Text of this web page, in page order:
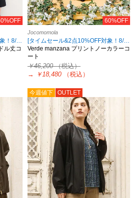
[タイムセール&2点10%OFF対象！8/17 8:59まで アウトレット限定]
ル丈コ
60%OFF
Jocomomola
[タイムセール&2点10%OFF対象！8/4 8:59まで アウトレット限定]
Verde manzana プリントノーカラーコ
ート
￥46,200（税込）
→
￥18,480 （税込）
今週値下 OUTLET